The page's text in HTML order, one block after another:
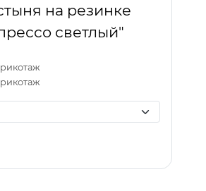
на резинке
светлый"